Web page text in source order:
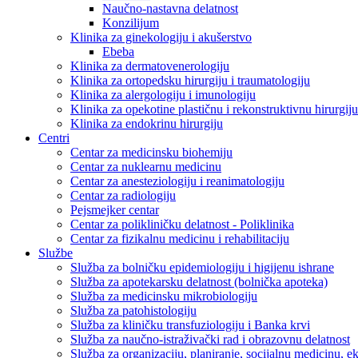
Naučno-nastavna delatnost
Konzilijum
Klinika za ginekologiju i akušerstvo
Ebeba
Klinika za dermatovenerologiju
Klinika za ortopedsku hirurgiju i traumatologiju
Klinika za alergologiju i imunologiju
Klinika za opekotine plastičnu i rekonstruktivnu hirurgiju
Klinika za endokrinu hirurgiju
Centri
Centar za medicinsku biohemiju
Centar za nuklearnu medicinu
Centar za anesteziologiju i reanimatologiju
Centar za radiologiju
Pejsmejker centar
Centar za polikliničku delatnost - Poliklinika
Centar za fizikalnu medicinu i rehabilitaciju
Službe
Služba za bolničku epidemiologiju i higijenu ishrane
Služba za apotekarsku delatnost (bolnička apoteka)
Služba za medicinsku mikrobiologiju
Služba za patohistologiju
Služba za kliničku transfuziologiju i Banka krvi
Služba za naučno-istraživački rad i obrazovnu delatnost
Služba za organizaciju, planiranje, socijalnu medicinu,